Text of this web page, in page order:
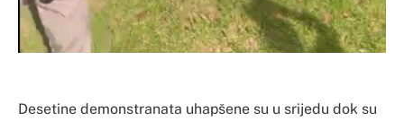
Desetine demonstranata uhapšene su u srijedu dok su